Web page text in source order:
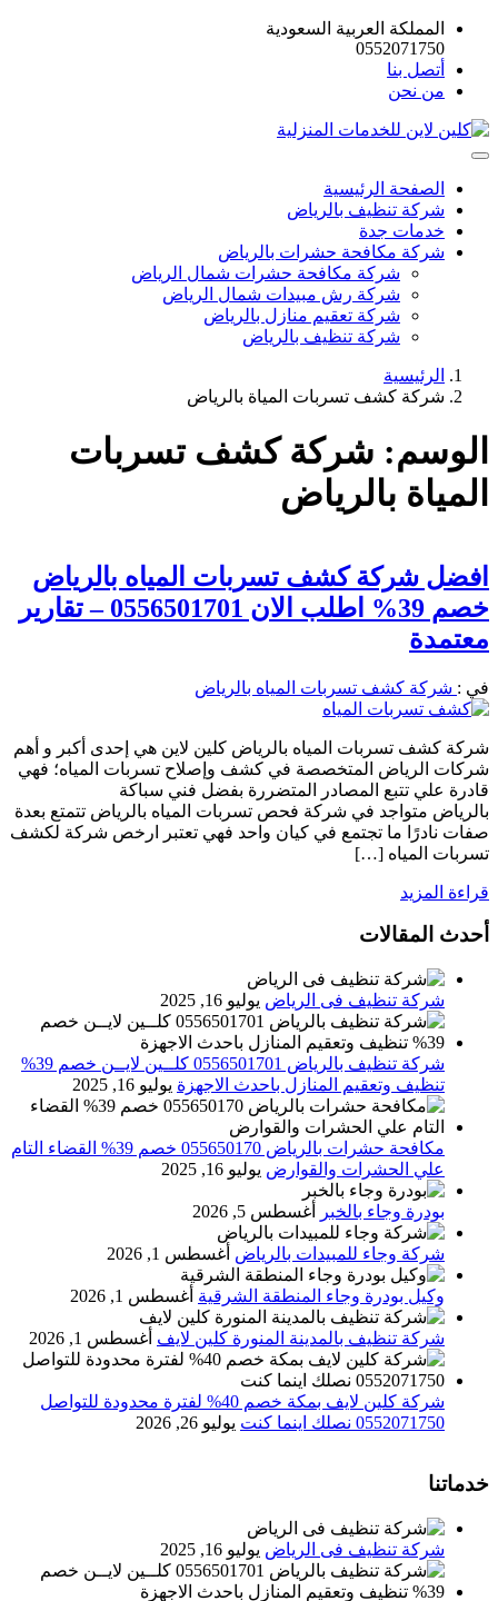
المملكة العربية السعودية
0552071750
أتصل بنا
من نحن
الصفحة الرئيسية
شركة تنظيف بالرياض
خدمات جدة
شركة مكافحة حشرات بالرياض
شركة مكافحة حشرات شمال الرياض
شركة رش مبيدات شمال الرياض
شركة تعقيم منازل بالرياض
شركة تنظيف بالرياض
الرئيسية
شركة كشف تسربات المياة بالرياض
الوسم: شركة كشف تسربات
المياة بالرياض
افضل شركة كشف تسربات المياه بالرياض
خصم 39% اطلب الان 0556501701‬‏ – تقارير
معتمدة
في : شركة كشف تسربات المياه بالرياض
شركة كشف تسربات المياه بالرياض كلين لاين هي إحدى أكبر و أهم
شركات الرياض المتخصصة في كشف وإصلاح تسربات المياه؛ فهي
قادرة علي تتبع المصادر المتضررة بفضل فني سباكة
بالرياض متواجد في شركة فحص تسربات المياه بالرياض تتمتع بعدة
صفات نادرًا ما تجتمع في كيان واحد فهي تعتبر ارخص شركة لكشف
تسربات المياه […]
قراءة المزيد
أحدث المقالات
شركة تنظيف فى الرياض يوليو 16, 2025
شركة تنظيف بالرياض 0556501701 كلــين لايــن خصم 39%
تنظيف وتعقيم المنازل باحدث الاجهزة يوليو 16, 2025
مكافحة حشرات بالرياض 055650170 خصم 39% القضاء التام
علي الحشرات والقوارض يوليو 16, 2025
بودرة وجاء بالخبر أغسطس 5, 2026
شركة وجاء للمبيدات بالرياض أغسطس 1, 2026
وكيل بودرة وجاء المنطقة الشرقية أغسطس 1, 2026
شركة تنظيف بالمدينة المنورة كلين لايف أغسطس 1, 2026
شركة كلين لايف بمكة خصم 40% لفترة محدودة للتواصل
0552071750 نصلك اينما كنت
يوليو 26, 2026
خدماتنا
شركة تنظيف فى الرياض يوليو 16, 2025